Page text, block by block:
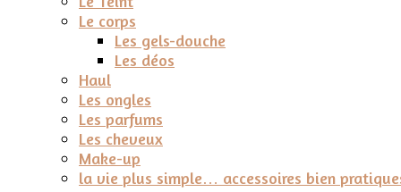
Le corps
Les gels-douche
Les déos
Haul
Les ongles
Les parfums
Les cheveux
Make-up
la vie plus simple… accessoires bien